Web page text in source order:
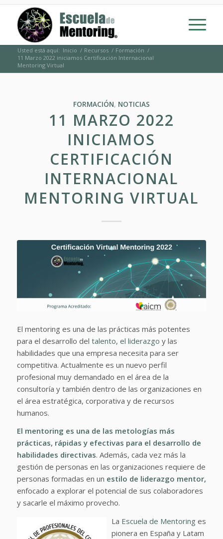
Usted está aquí: Inicio / Recursos / Formación /
11 Marzo 2022 iniciamos Certificación Internacional
Mentoring Virtual
FORMACIÓN, NOTICIAS
11 MARZO 2022
INICIAMOS
CERTIFICACIÓN
INTERNACIONAL
MENTORING VIRTUAL
El mentoring es una de las prácticas más potentes
para el desarrollo del talento, el liderazgo y las
habilidades que una empresa necesita para ser
competitiva. Actualmente es un nuevo perfil
profesional muy demandado en el área de la
consultoría y también dentro de las organizaciones en
el área estratégica, corporativa y de recursos
humanos.
El mentoring es una de las metologías más
prácticas, rápidas y efectivas para el desarrollo de
habilidades directivas. Además, cada vez más la
gestión de personas en las organizaciones requiere de
personas formadas en un estilo de liderazgo mentor,
enfocado a explorar el potencial de sus colaboradores
y sacarle el máximo provecho.
La Escuela de Mentoringes
pionera en España y Latam